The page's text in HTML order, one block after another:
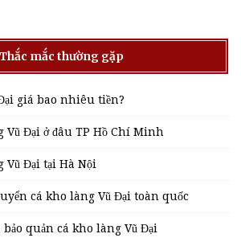
Thắc mắc thường gặp
giá bao nhiêu tiền?
Vũ Đại ở đâu TP Hồ Chí Minh
Vũ Đại tại Hà Nội
cá kho làng Vũ Đại toàn quốc
bảo quản cá kho làng Vũ Đại